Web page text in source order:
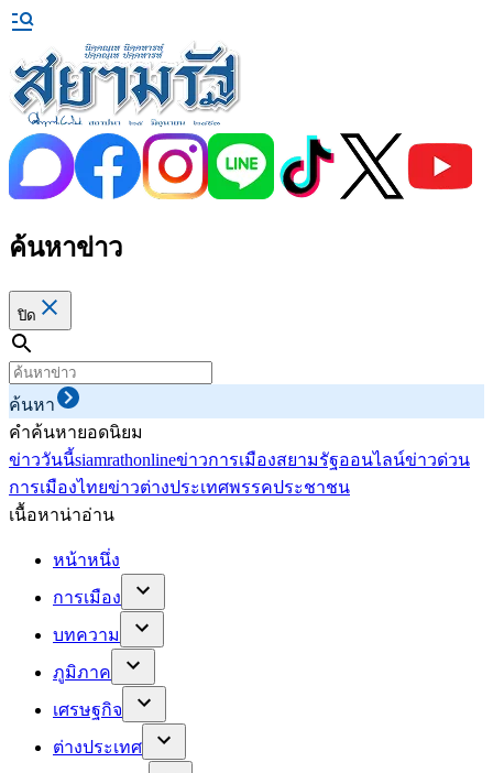
ค้นหาข่าว
ปิด
ค้นหา
คำค้นหายอดนิยม
ข่าววันนี้siamrathonlineข่าวการเมืองสยามรัฐออนไลน์ข่าวด่วน
การเมืองไทยข่าวต่างประเทศพรรคประชาชน
เนื้อหาน่าอ่าน
หน้าหนึ่ง
การเมือง
บทความ
ภูมิภาค
เศรษฐกิจ
ต่างประเทศ